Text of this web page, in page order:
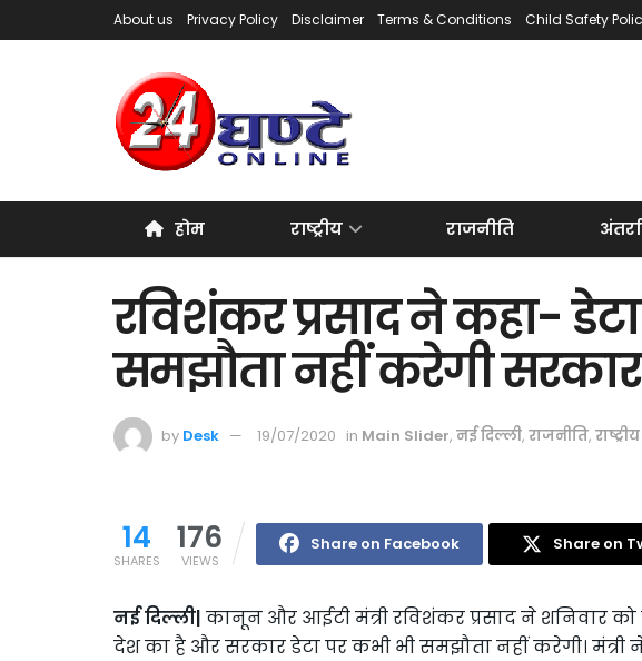
About us Privacy Policy Disclaimer Terms & Conditions Child Safety
होम राष्ट्रीय राजनीति
रविशंकर प्रसाद ने कहा-
समझौता नहीं करेगी सरकार
by Desk 19/07/2020 in Main Slider, नई दिल्ली, राजनीति, राष्ट्रीय
14
SHARES
176
VIEWS
Share on Facebook Share on
नई दिल्ली| कानून और आईटी मंत्री रविशंकर प्रसाद ने शनिवार
देश का है और सरकार डेटा पर कभी भी समझौता नहीं करेगी। मंत्री